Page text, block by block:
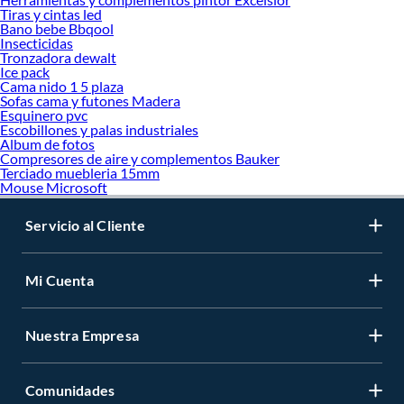
Tiras y cintas led
Bano bebe Bbqool
Insecticidas
Tronzadora dewalt
Ice pack
Cama nido 1 5 plaza
Sofas cama y futones Madera
Esquinero pvc
Escobillones y palas industriales
Album de fotos
Compresores de aire y complementos Bauker
Terciado muebleria 15mm
Mouse Microsoft
Servicio al Cliente
Mi Cuenta
Nuestra Empresa
Comunidades